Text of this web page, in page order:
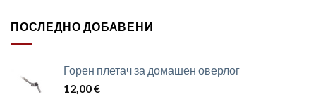
ПОСЛЕДНО ДОБАВЕНИ
Горен плетач за домашен оверлог
12,00€